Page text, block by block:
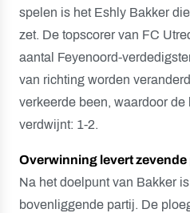
spelen is het Eshly Bakker
zet. De topscorer van FC
aantal Feyenoord-
van richting worden
verkeerde been, waardoor de
verdwijnt: 1-2.
Overwinning levert zevende
Na het doelpunt van Bakker
bovenliggende partij. De